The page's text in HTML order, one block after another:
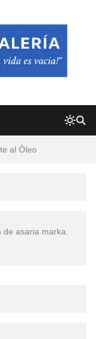
al Óleo
de asaria marka